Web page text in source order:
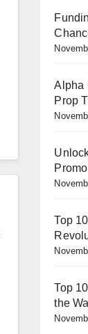
Alpha
Prop
Top
Top
the